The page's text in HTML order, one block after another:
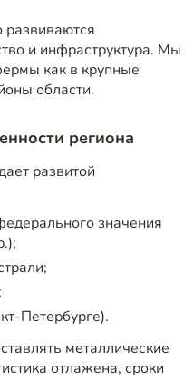
развиваются
и инфраструктура. Мы
как в крупные
области.
региона
развитой
значения
Петербурге).
металлические
отлажена, сроки